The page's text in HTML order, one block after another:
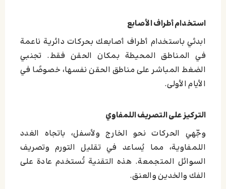
استخدام أطراف الأصابع
ابدئي باستخدام أطراف أصابعك بحركات دائرية ناعمة
في المناطق المحيطة بمكان الحقن فقط. تجنبي
الضغط المباشر على مناطق الحقن نفسها، خصوصًا في
الأيام الأولى.
التركيز على التصريف اللمفاوي
وجّهي الحركات نحو الخارج ولأسفل، باتجاه الغدد
اللمفاوية، مما يُساعد في تقليل التورم وتصريف
السوائل المتجمعة. هذه التقنية تُستخدم عادة على
الفك والخدين والعنق.